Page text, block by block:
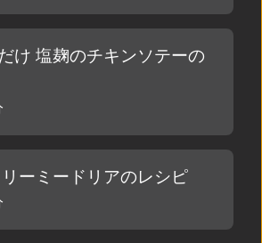
け 塩麹のチキンソテーの
ーミードリアのレシピ